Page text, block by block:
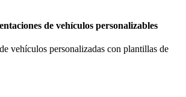
de vehículos personalizables
vehículos personalizadas con plantillas de